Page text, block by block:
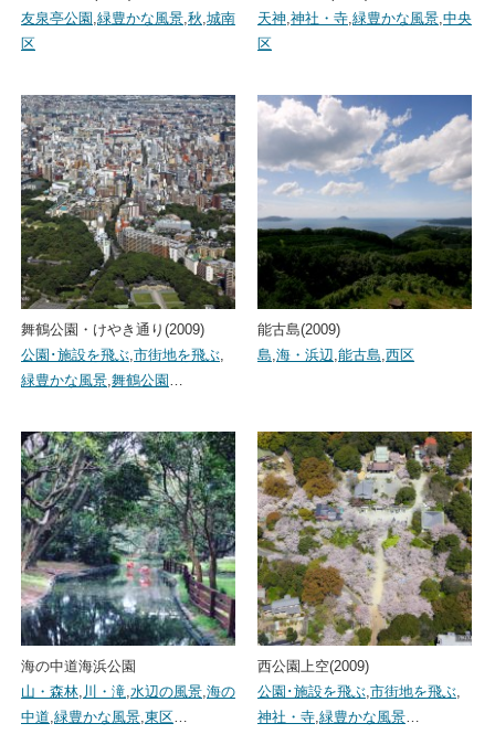
友泉亭公園 ,緑豊かな風景,秋,城南
区
天神,神社・寺,緑豊かな風景,中央
区
舞鶴公園・けやき通り(2009)
公園･施設を飛ぶ,市街地を飛ぶ,
緑豊かな風景,舞鶴公園 …
能古島(2009)
島,海・浜辺,能古島,西区
海の中道海浜公園
山・森林, 川・滝,水辺の風景,海の
中道,緑豊かな風景,東区…
西公園上空(2009)
公園･施設を飛ぶ,市街地を飛ぶ,
神社・寺,緑豊かな風景…